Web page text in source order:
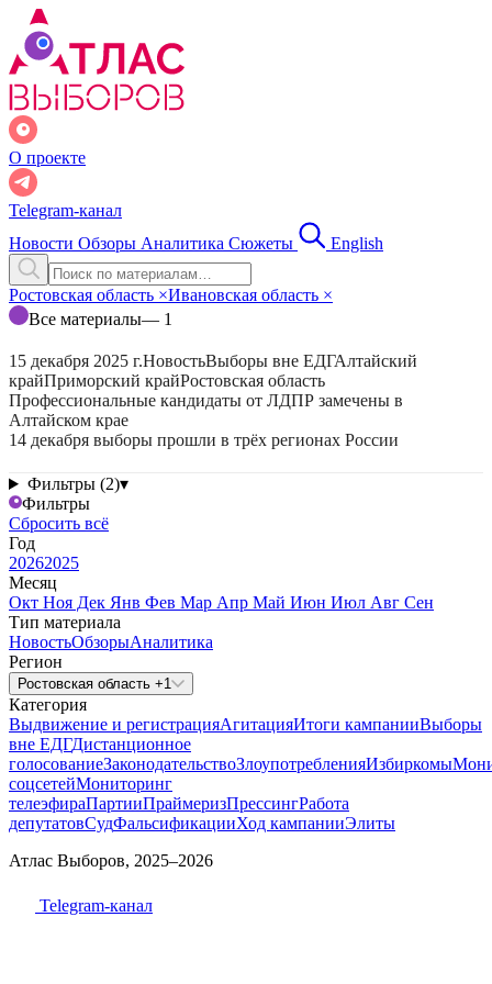
О проекте
Telegram-канал
Новости Обзоры Аналитика Сюжеты English
Ростовская область ×Ивановская область ×
Все материалы— 1
15 декабря 2025 г.НовостьВыборы вне ЕДГАлтайский
крайПриморский крайРостовская область
Профессиональные кандидаты от ЛДПР замечены в
Алтайском крае
14 декабря выборы прошли в трёх регионах России
Фильтры (2)▾
Фильтры
Сбросить всё
Год
20262025
Месяц
Окт Ноя Дек Янв Фев Мар Апр Май Июн Июл Авг Сен
Тип материала
НовостьОбзорыАналитика
Регион
Ростовская область +1
Категория
Выдвижение и регистрацияАгитацияИтоги кампанииВыборы
вне ЕДГДистанционное
голосованиеЗаконодательствоЗлоупотребленияИзбиркомы
соцсетейМониторинг
телеэфираПартииПраймеризПрессингРабота
депутатовСудФальсификацииХод кампанииЭлиты
Атлас Выборов, 2025–2026
Telegram-канал